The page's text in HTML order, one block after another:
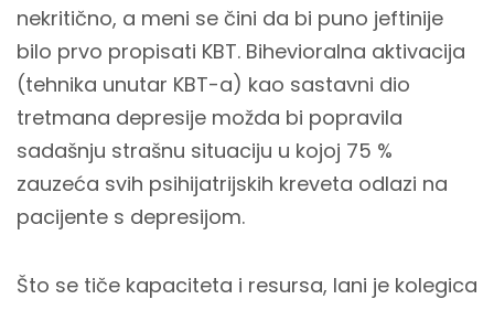
nekritično, a meni se čini da bi puno jeftinije
bilo prvo propisati KBT. Bihevioralna aktivacija
(tehnika unutar KBT-a) kao sastavni dio
tretmana depresije možda bi popravila
sadašnju strašnu situaciju u kojoj 75 %
zauzeća svih psihijatrijskih kreveta odlazi na
pacijente s depresijom.
Što se tiče kapaciteta i resursa, lani je kolegica